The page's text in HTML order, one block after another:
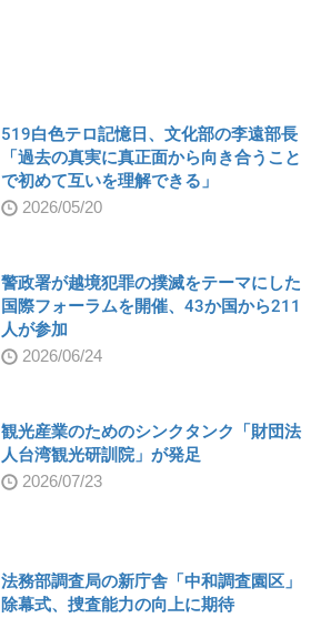
519白色テロ記憶日、文化部の李遠部長
「過去の真実に真正面から向き合うこと
で初めて互いを理解できる」
2026/05/20
警政署が越境犯罪の撲滅をテーマにした
国際フォーラムを開催、43か国から211
人が参加
2026/06/24
観光産業のためのシンクタンク「財団法
人台湾観光研訓院」が発足
2026/07/23
法務部調査局の新庁舎「中和調査園区」
除幕式、捜査能力の向上に期待